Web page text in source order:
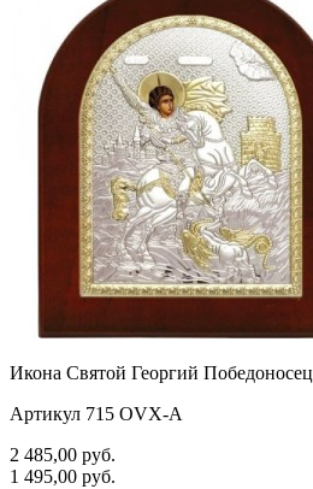
Икона Святой Георгий Победоносец
Артикул 715 OVX-A
2 485,00 руб.
1 495,00 руб.